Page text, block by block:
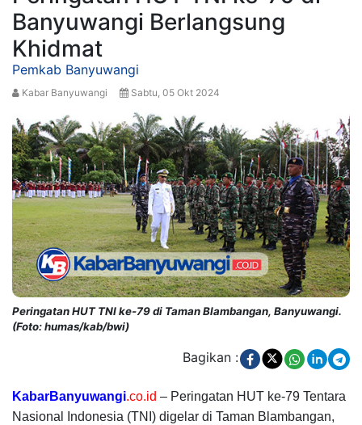
Banyuwangi Berlangsung
Khidmat
Pemkab Banyuwangi
Kabar Banyuwangi Sabtu, 05 Okt 2024
Peringatan HUT TNI ke-79 di Taman Blambangan, Banyuwangi.
(Foto: humas/kab/bwi)
Bagikan :
KabarBanyuwangi.co.id – Peringatan HUT ke-79 Tentara
Nasional Indonesia (TNI) digelar di Taman Blambangan,